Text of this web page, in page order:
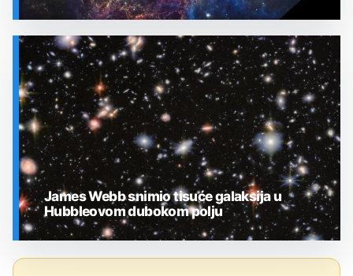
SVEMIR
James Webb snimio tisuće galaksija u
Hubbleovom dubokom polju